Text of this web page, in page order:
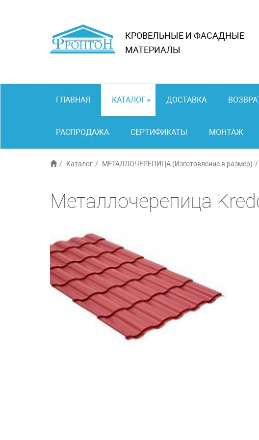
КРОВЕЛЬНЫЕ И ФАСАДНЫЕ
МАТЕРИАЛЫ
ГЛАВНАЯ КАТАЛОГ ДОСТАВКА
РАСПРОДАЖА СЕРТИФИКАТЫ МОНТАЖ
Каталог МЕТАЛЛОЧЕРЕПИЦА (Изготовление в размер)
Металлочерепица